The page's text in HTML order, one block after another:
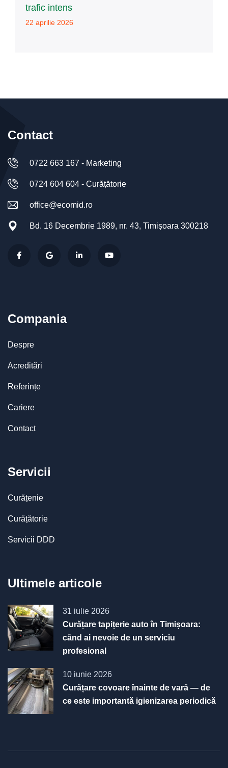
trafic intens
22 aprilie 2026
Contact
0722 663 167 - Marketing
0724 604 604 - Curățătorie
office@ecomid.ro
Bd. 16 Decembrie 1989, nr. 43, Timișoara 300218
Compania
Despre
Acreditări
Referințe
Cariere
Contact
Servicii
Curățenie
Curățătorie
Servicii DDD
Ultimele articole
31 iulie 2026
Curățare tapițerie auto în Timișoara:
când ai nevoie de un serviciu
profesional
10 iunie 2026
Curățare covoare înainte de vară — de
ce este importantă igienizarea periodică